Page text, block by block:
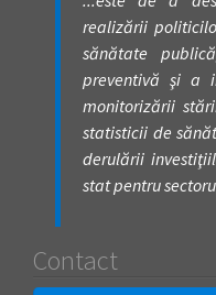
realizării
sănătate
preventivă şi a
monitorizării
statisticii de
derulării
stat pentru
Contact